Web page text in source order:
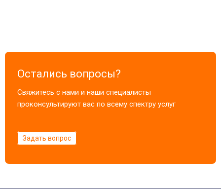
Остались вопросы?
Свяжитесь с нами и наши специалисты
проконсультируют вас по всему спектру услуг
Задать вопрос